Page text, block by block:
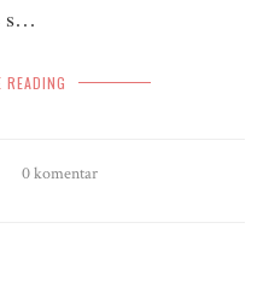
s…
0 komentar